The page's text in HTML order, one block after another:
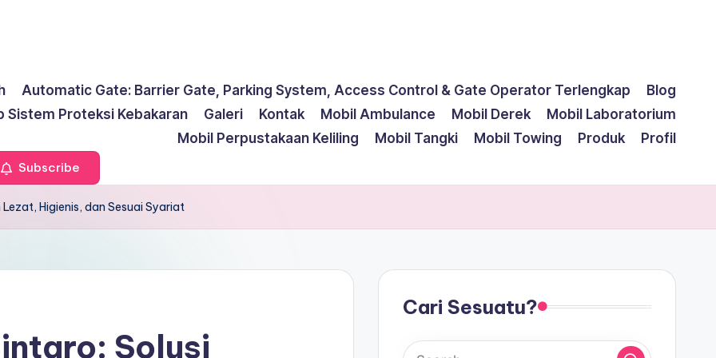
Automatic Gate: Barrier Gate, Parking System, Access Control & Gate Operator Terlengkap
Blog
Sistem Proteksi Kebakaran
Galeri Kontak Mobil Ambulance Mobil Derek
Mobil Laboratorium
Mobil Perpustakaan Keliling
Mobil Tangki Mobil Towing Produk
Profil
Subscribe
Higienis, dan Sesuai Syariat
Solusi
Cari Sesuatu?